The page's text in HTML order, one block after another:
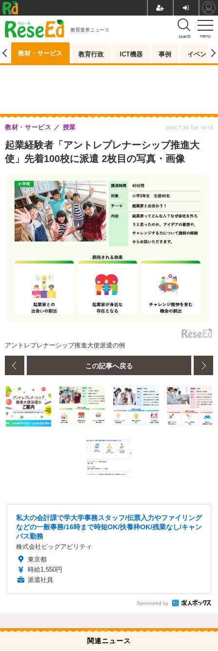
menu
search
教育業界ニュース
教材・サービス 教育行政 ICT機器 事例 イベント
起業経験者「アントレプレナーシップ推進大
使」先着100校に派遣 2枚目の写真・画像
教材・サービス 授業 2024.7.30 Tue 16:15
アントレプレナーシップ推進大使派遣の例
この記事へ戻る
私大の会計課で学大学事務スタッフ/伝票入力やファイリング
などの一般事務/16時まで時短OK/扶養枠OK/残業なし/キャン
パス勤務
株式会社ビッグアビリティ
東京都
時給1,550円
派遣社員
Sponsored by
関連ニュース